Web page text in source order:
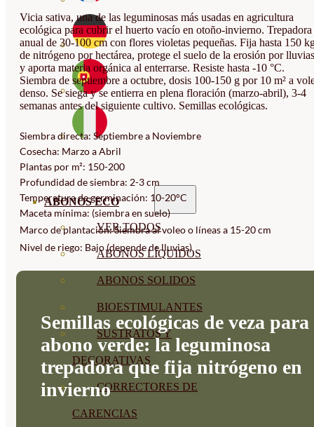
ABONOS ECO
VER TODOS
ABONOS LÍQUIDOS
ABONOS SOLIDOS
BIOESTIMULANTES
SUSTRATOS Y
DECORATIVAS
CORRECTORES DE
CARENCIAS
Vicia sativa, una de las leguminosas más usadas en agricultura
ecológica para cubrir el huerto vacío en otoño-invierno. Trepadora
anual de 30-100 cm con flores violetas pequeñas. Fija hasta 150
de nitrógeno por hectárea, protege el suelo de la erosión por lluvias
y aporta materia orgánica al enterrarse. Resiste hasta -10 °C.
Siembra de septiembre a octubre, dosis 100-150 g por 10 m² a
denso. Se siega y se entierra en plena floración (marzo-abril), 3-4
semanas antes del siguiente cultivo. Semillas ecológicas.
Siembra directa: Septiembre a Noviembre
Cosecha: Marzo a Abril
Plantas por m²: 150-200
Profundidad de siembra: 2-3 cm
Temperatura de germinación: 10-20°C
Maceta mínima: (siembra en suelo)
Marco de plantación: Siembra al voleo o líneas a 15-20 cm
Nivel de riego: Bajo (depende de lluvias)
Semillas ecológicas de veza para
abono verde: la leguminosa
trepadora que fija nitrógeno en
invierno